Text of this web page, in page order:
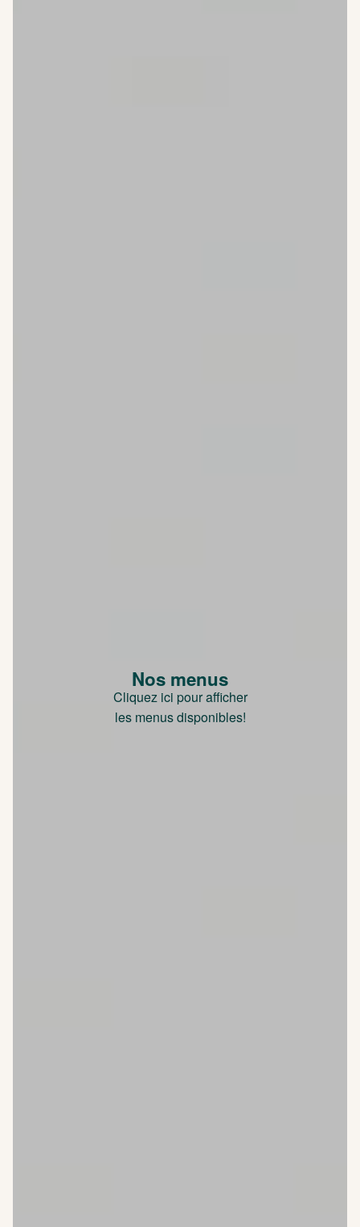
Nos menus
Cliquez ici pour afficher
les menus disponibles!